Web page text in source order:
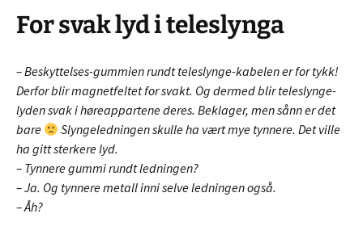
For svak lyd i teleslynga
– Beskyttelses-gummien rundt teleslynge-kabelen er for tykk!
Derfor blir magnetfeltet for svakt. Og dermed blir teleslynge-
lyden svak i høreappartene deres. Beklager, men sånn er det
bare
Slyngeledningen skulle ha vært mye tynnere. Det ville
ha gitt sterkere lyd.
– Tynnere gummi rundt ledningen?
– Ja. Og tynnere metall inni selve ledningen også.
– Åh?